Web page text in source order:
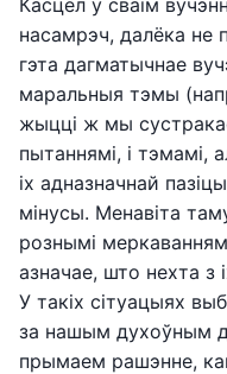
Касцёл у сваім
насамрэч, далёка не
гэта дагматычнае
маральныя тэмы
жыцці ж мы
пытаннямі, і тэмамі,
іх адназначнай
мінусы. Менавіта
рознымі
азначае, што нехта з
У такіх сітуацыях
за нашым духоўным
прымаем рашэнне,